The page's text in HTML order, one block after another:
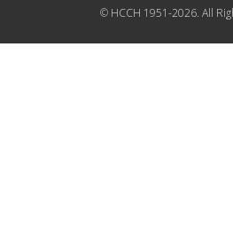
© HCCH 1951-2026. All